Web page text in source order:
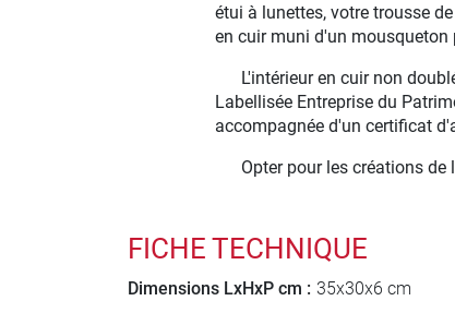
étui à lunettes, votre trousse
en cuir muni d'un mousqueton
L'intérieur en cuir non
Labellisée Entreprise du
accompagnée d'un certificat
Opter pour les créations de
FICHE TECHNIQUE
Dimensions LxHxP cm : 35x30x6 cm